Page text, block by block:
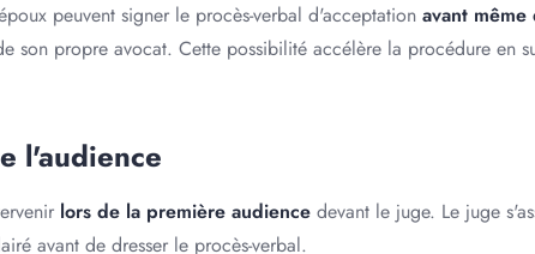
peuvent signer le procès-verbal d'acceptation avant
son propre avocat. Cette possibilité accélère la procédure en
l'audience
lors de la première audience devant le juge. Le juge
avant de dresser le procès-verbal.